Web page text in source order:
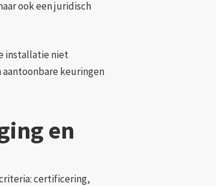
ook een juridisch
installatie niet
aantoonbare keuringen
en
certificering,